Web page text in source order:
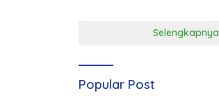
Selengkapnya
Popular Post